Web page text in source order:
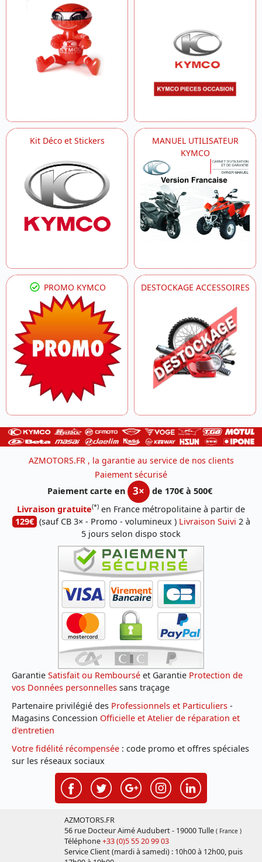
Kit Déco et Stickers
MANUEL UTILISATEUR
KYMCO
PROMO KYMCO DESTOCKAGE ACCESSOIRES
AZMOTORS.FR , la garantie au service de nos clients
Paiement sécurisé
Paiement carte en
3×
de 170€ à 500€
Livraison gratuite(*) en France métropolitaine à partir de
129€ (sauf CB 3× - Promo - volumineux ) Livraison Suivi 2 à
5 jours selon dispo stock
Garantie Satisfait ou Remboursé et Garantie Protection de
vos Données personnelles sans traçage
Partenaire privilégié des Professionnels et Particuliers -
Magasins Concession Officielle et Atelier de réparation et
d'entretien
Votre fidélité récompensée : code promo et offres spéciales
sur les réseaux sociaux
AZMOTORS.FR
56 rue Docteur Aimé Audubert - 19000 Tulle ( France )
Téléphone+33 (0)5 55 20 99 03
Service Client (mardi à samedi) : 10h00 à 12h00, puis